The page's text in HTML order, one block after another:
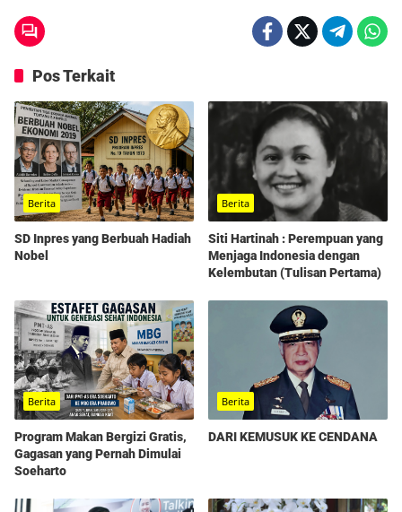
Pos Terkait
Berita
SD Inpres yang Berbuah Hadiah
Nobel
Berita
Siti Hartinah : Perempuan yang
Menjaga Indonesia dengan
Kelembutan (Tulisan Pertama)
Berita
Program Makan Bergizi Gratis,
Gagasan yang Pernah Dimulai
Soeharto
Berita
DARI KEMUSUK KE CENDANA